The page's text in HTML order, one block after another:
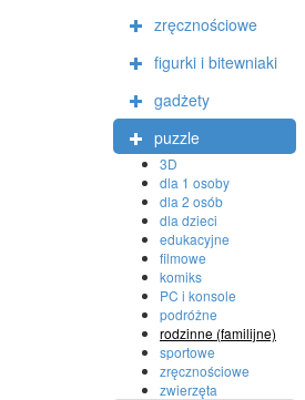
zręcznościowe
figurki i bitewniaki
gadżety
puzzle
3D
dla 1 osoby
dla 2 osób
dla dzieci
edukacyjne
filmowe
komiks
PC i konsole
podróżne
rodzinne (familijne)
sportowe
zręcznościowe
zwierzęta